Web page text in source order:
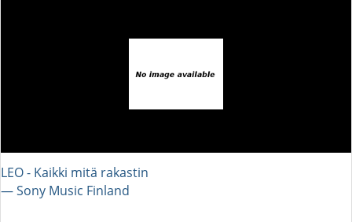
LEO - Kaikki mitä rakastin
― Sony Music Finland